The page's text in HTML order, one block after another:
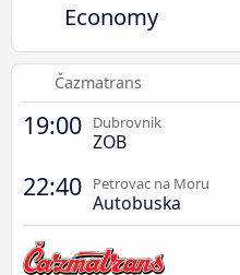
Economy
Čazmatrans
19:00 Dubrovnik
ZOB
22:40 Petrovac na Moru
Autobuska